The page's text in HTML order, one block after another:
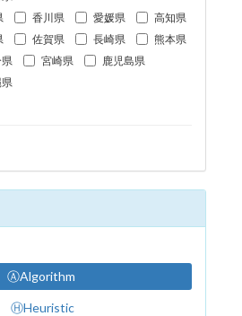
香川県 愛媛県 高知県
佐賀県 長崎県
熊本県
県
宮崎県
鹿児島県
ⒶAlgorithm
ⒽHeuristic